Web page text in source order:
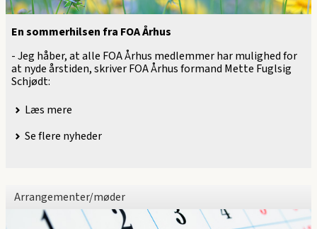
En sommerhilsen fra FOA Århus
- Jeg håber, at alle FOA Århus medlemmer har mulighed for
at nyde årstiden, skriver FOA Århus formand Mette Fuglsig
Schjødt:
Læs mere
Se flere nyheder
Arrangementer/møder